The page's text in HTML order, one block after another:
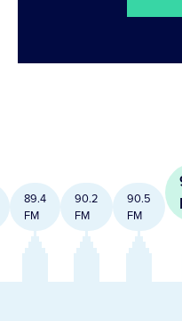
89.4
FM
90.2
FM
90.5
FM